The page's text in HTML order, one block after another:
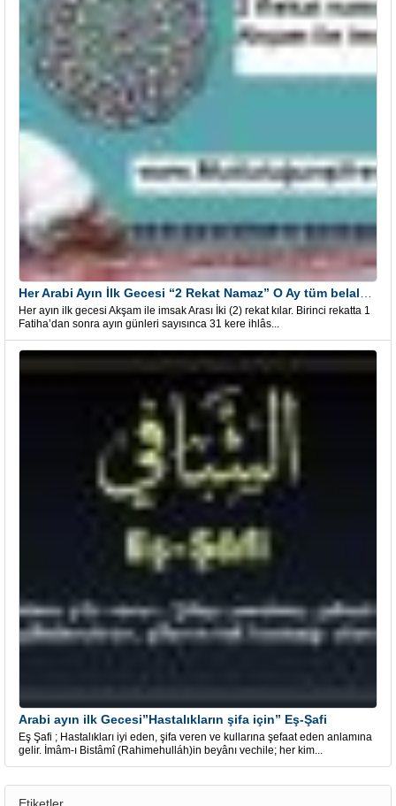
Her ayın ilk gecesi Akşam ile imsak Arası İki (2) rekat kılar. Birinci rekatta 1
Fatiha’dan sonra ayın günleri sayısınca 31 kere ihlâs...
Arabi ayın ilk Gecesi”Hastalıkların şifa için” Eş-Şafi
Eş Şafi ; Hastalıkları iyi eden, şifa veren ve kullarına şefaat eden anlamına
gelir. İmâm-ı Bistâmî (Rahimehulláh)in beyânı vechile; her kim...